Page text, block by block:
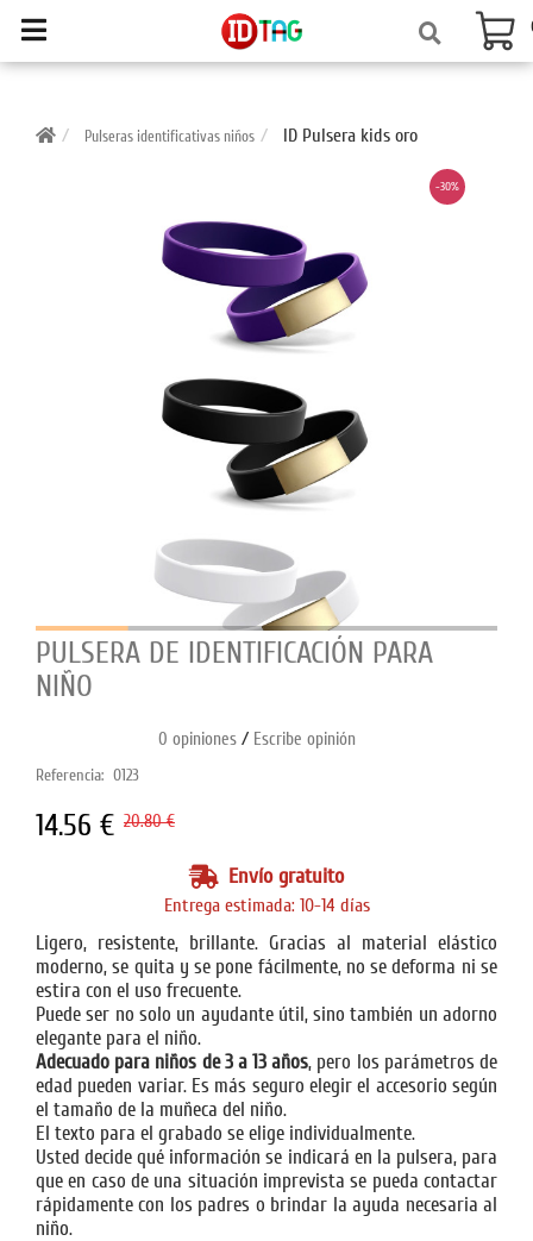
Pulseras identificativas niños ID Pulsera kids oro
-30%
PULSERA DE IDENTIFICACIÓN PARA
NIÑO
0 opiniones / Escribe opinión
Referencia: 0123
14.56 € 20.80 €
Envío gratuito
Entrega estimada: 10-14 días
Ligero, resistente, brillante. Gracias al material elástico
moderno, se quita y se pone fácilmente, no se deforma ni se
estira con el uso frecuente.
Puede ser no solo un ayudante útil, sino también un adorno
elegante para el niño.
Adecuado para niños de 3 a 13 años, pero los parámetros de
edad pueden variar. Es más seguro elegir el accesorio según
el tamaño de la muñeca del niño.
El texto para el grabado se elige individualmente.
Usted decide qué información se indicará en la pulsera, para
que en caso de una situación imprevista se pueda contactar
rápidamente con los padres o brindar la ayuda necesaria al
niño.